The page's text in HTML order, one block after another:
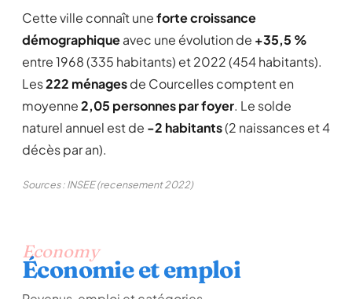
Cette ville connaît uneforte croissance
démographiqueavec une évolution de +35,5 %
entre 1968 (335 habitants) et 2022 (454 habitants).
Les222 ménagesde Courcelles comptent en
moyenne2,05 personnes par foyer. Le solde
naturel annuel est de -2 habitants(2 naissances et 4
décès par an).
Sources : INSEE (recensement 2022)
Economy
Économie et emploi